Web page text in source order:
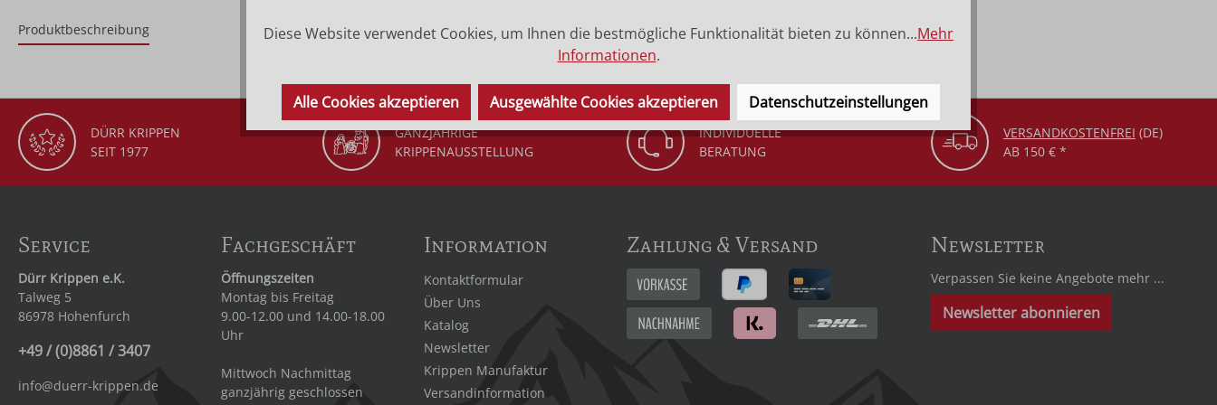
Produktbeschreibung
DÜRR KRIPPEN
SEIT 1977
GANZJÄHRIGE
KRIPPENAUSSTELLUNG
INDIVIDUELLE
BERATUNG
VERSANDKOSTENFREI (DE)
AB 150 € *
Service
Dürr Krippen e.K.
Talweg 5
86978 Hohenfurch
+49 / (0)8861 / 3407
info@duerr-krippen.de
Fachgeschäft
Öffnungszeiten
Montag bis Freitag
9.00-12.00 und 14.00-18.00
Uhr
Mittwoch Nachmittag
ganzjährig geschlossen
Information
Kontaktformular
Über Uns
Katalog
Newsletter
Krippen Manufaktur
Versandinformation
Zahlung & Versand Newsletter
Verpassen Sie keine Angebote mehr ...
Newsletter abonnieren
Diese Website verwendet Cookies, um Ihnen die bestmögliche Funktionalität bieten zu können...Mehr
Informationen.
Alle Cookies akzeptieren Ausgewählte Cookies akzeptieren Datenschutzeinstellungen